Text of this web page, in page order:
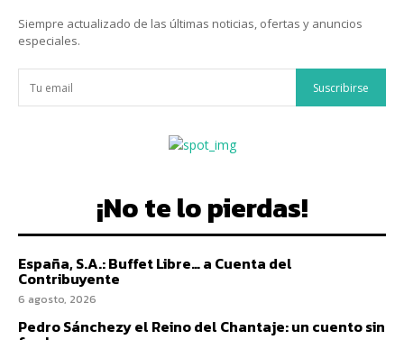
Siempre actualizado de las últimas noticias, ofertas y anuncios
especiales.
Suscribirse
¡No te lo pierdas!
España, S.A.: Buffet Libre… a Cuenta del
Contribuyente
6 agosto, 2026
Pedro Sánchezy el Reino del Chantaje: un cuento sin